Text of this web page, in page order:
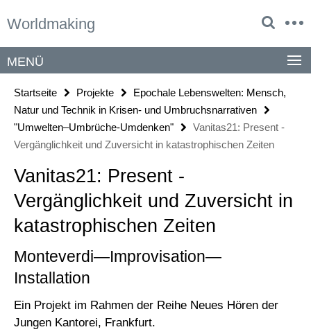
direkt
Inhalt
Worldmaking
Service-
MENÜ
Startseite Projekte
Epochale Lebenswelten: Mensch,
Natur und Technik in Krisen- und Umbruchsnarrativen
"Umwelten–Umbrüche-Umdenken"
Vanitas21: Present -
Vergänglichkeit und Zuversicht in katastrophischen Zeiten
Vanitas21: Present -
Vergänglichkeit und Zuversicht in
katastrophischen Zeiten
Monteverdi—Improvisation—
Installation
Ein Projekt im Rahmen der Reihe Neues Hören der
Jungen Kantorei, Frankfurt.